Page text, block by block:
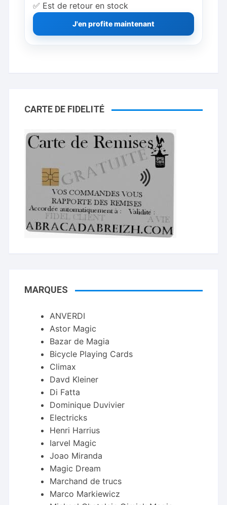
✅ Est de retour en stock
J'en profite maintenant
CARTE DE FIDELITÉ
MARQUES
ANVERDI
Astor Magic
Bazar de Magia
Bicycle Playing Cards
Climax
Davd Kleiner
Di Fatta
Dominique Duvivier
Electricks
Henri Harrius
Iarvel Magic
Joao Miranda
Magic Dream
Marchand de trucs
Marco Markiewicz